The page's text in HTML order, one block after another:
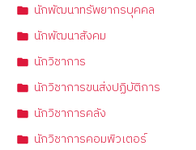
นักพัฒนาทรัพยากรบุคคล
นักพัฒนาสังคม
นักวิชาการ
นักวิชาการขนส่งปฏิบัติการ
นักวิชาการคลัง
นักวิชาการคอมพิวเตอร์